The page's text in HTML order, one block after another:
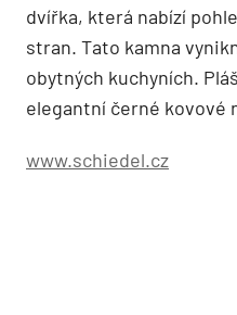
dvířka, která nabízí
stran. Tato kamna
obytných kuchyních.
elegantní černé kovové
www.schiedel.cz